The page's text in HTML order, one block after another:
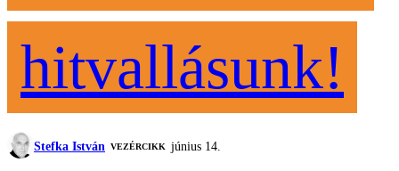
hitvallásunk!
Stefka István VEZÉRCIKK június 14.